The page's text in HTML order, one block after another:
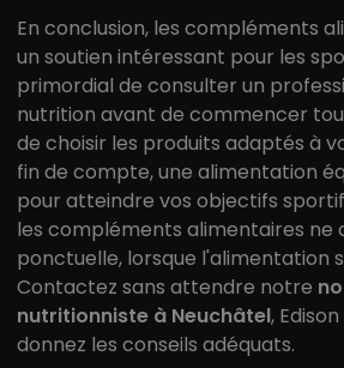
En conclusion, les compléments
un soutien intéressant pour les
primordial de consulter un
nutrition avant de commencer
de choisir les produits adaptés à
fin de compte, une alimentation
pour atteindre vos objectifs
les compléments alimentaires ne
ponctuelle, lorsque l'alimentation
Contactez sans attendre notre
nutritionniste à Neuchâtel,
donnez les conseils adéquats.